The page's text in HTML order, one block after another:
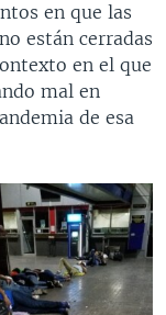
en que las
están cerradas
en el que
mal en
de esa